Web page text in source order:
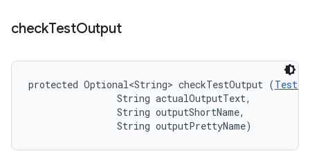
checkTestOutput
protected Optional<String> checkTestOutput (
                String actualOutputText,
                String outputShortName,
                String outputPrettyName)